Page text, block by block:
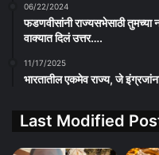
06/22/2024
फडणवीसांनी राज्यसभेसाठी तुमच्या
वाक्यात दिलं उत्तर….
11/17/2025
भारतातील एकमेव राज्य, जे
Last Modified